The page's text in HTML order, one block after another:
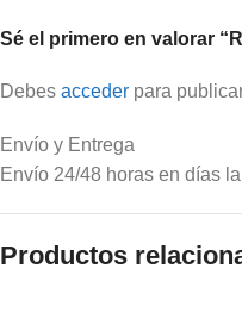
Sé el primero en valorar
Debes acceder para
Envío y Entrega
Envío 24/48 horas en días
Productos